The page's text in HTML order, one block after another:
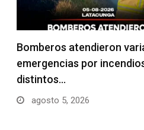
Bomberos atendieron
emergencias por
distintos…
agosto 5, 2026